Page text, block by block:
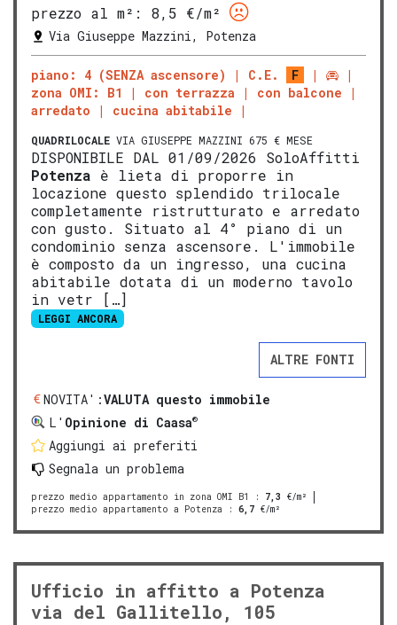
prezzo al m²:
8,5 €/m²
Via Giuseppe Mazzini, Potenza
piano: 4 (SENZA ascensore) C.E.
F
zona OMI: B1
con terrazza
con balcone
arredato
cucina abitabile
QUADRILOCALE VIA GIUSEPPE MAZZINI 675 € MESE
DISPONIBILE DAL 01/09/2026 SoloAffitti
Potenza è lieta di proporre in
locazione questo splendido trilocale
completamente ristrutturato e arredato
con gusto. Situato al 4° piano di un
condominio senza ascensore. L'immobile
è composto da un ingresso, una cucina
abitabile dotata di un moderno tavolo
in vetr […]
LEGGI ANCORA
ALTRE FONTI
NOVITA':VALUTA questo immobile
L' Opinione di Caasa®
Aggiungi ai preferiti
Segnala un problema
prezzo medio appartamento in zona OMI B1 : 7,3 €/m²
prezzo medio appartamento a Potenza : 6,7 €/m²
Ufficio in affitto a Potenza
via del Gallitello, 105